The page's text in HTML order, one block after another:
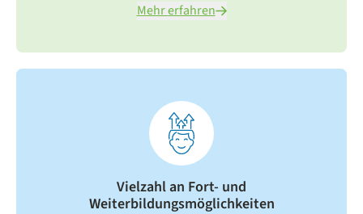
Mehr erfahren
Vielzahl an Fort- und
Weiterbildungsmöglichkeiten